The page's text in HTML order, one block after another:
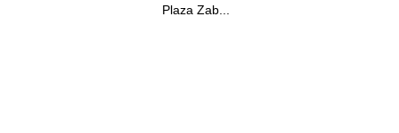
Plaza Zab...